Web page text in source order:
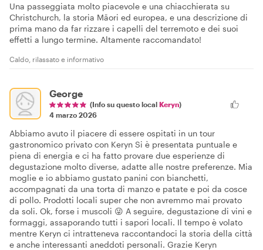
Una passeggiata molto piacevole e una chiacchierata su
Christchurch, la storia Māori ed europea, e una descrizione di
prima mano da far rizzare i capelli del terremoto e dei suoi
effetti a lungo termine. Altamente raccomandato!
Caldo, rilassato e informativo
George
(Info su questo local Keryn)
4 marzo 2026
Abbiamo avuto il piacere di essere ospitati in un tour
gastronomico privato con Keryn Si è presentata puntuale e
piena di energia e ci ha fatto provare due esperienze di
degustazione molto diverse, adatte alle nostre preferenze. Mia
moglie e io abbiamo gustato panini con bianchetti,
accompagnati da una torta di manzo e patate e poi da cosce
di pollo. Prodotti locali super che non avremmo mai provato
da soli. Ok, forse i muscoli 😜 A seguire, degustazione di vini e
formaggi, assaporando tutti i sapori locali. Il tempo è volato
mentre Keryn ci intratteneva raccontandoci la storia della città
e anche interessanti aneddoti personali. Grazie Keryn